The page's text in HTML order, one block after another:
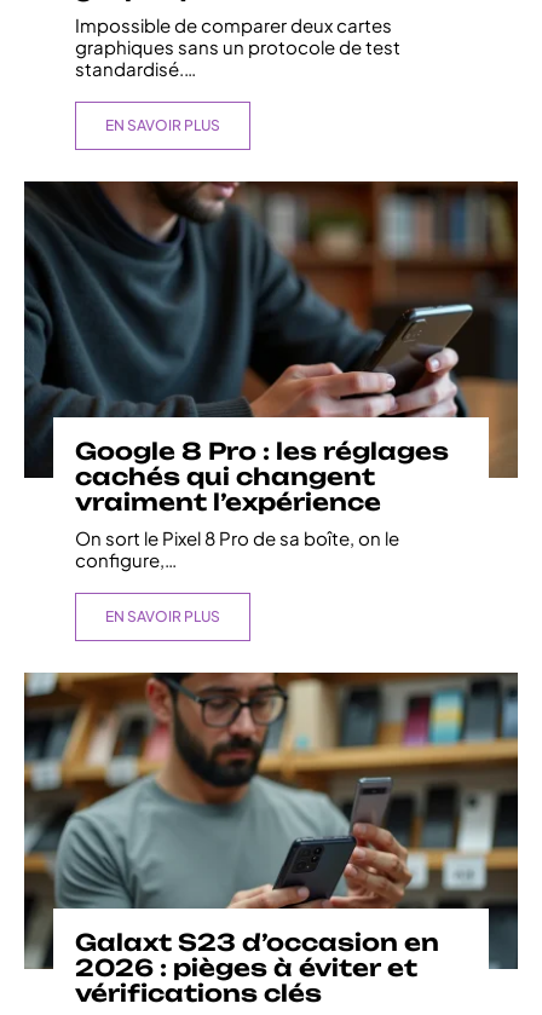
Impossible de comparer deux cartes
graphiques sans un protocole de test
standardisé.…
EN SAVOIR PLUS
Google 8 Pro : les réglages
cachés qui changent
vraiment l’expérience
On sort le Pixel 8 Pro de sa boîte, on le
configure,…
EN SAVOIR PLUS
Galaxt S23 d’occasion en
2026 : pièges à éviter et
vérifications clés